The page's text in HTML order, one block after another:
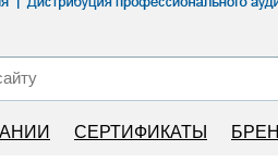
СЕРТИФИКАТЫ